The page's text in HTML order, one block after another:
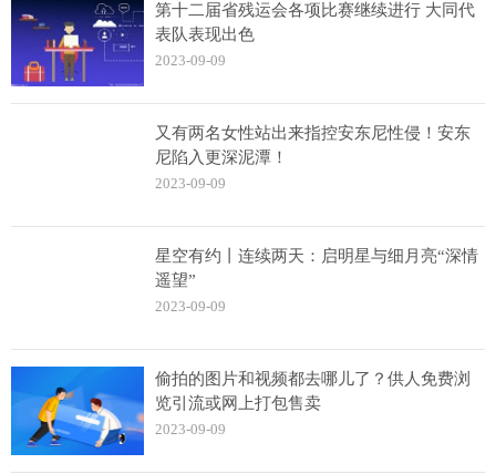
​第十二届省残运会各项比赛继续进行 大同代
表队表现出色
2023-09-09
又有两名女性站出来指控安东尼性侵！安东
尼陷入更深泥潭！
2023-09-09
星空有约丨连续两天：启明星与细月亮“深情
遥望”
2023-09-09
偷拍的图片和视频都去哪儿了？供人免费浏
览引流或网上打包售卖
2023-09-09